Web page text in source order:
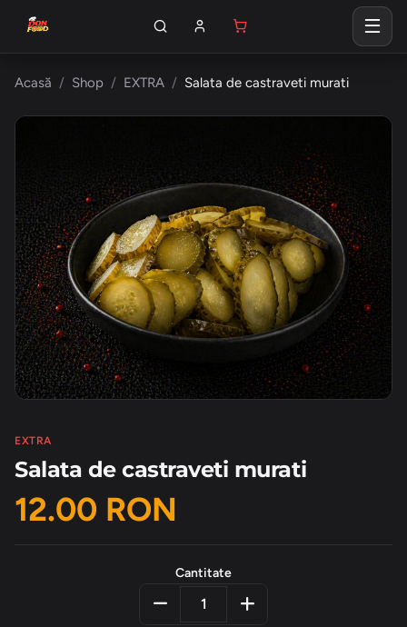
Acasă Shop EXTRA Salata de castraveti murati
EXTRA
Salata de castraveti murati
12.00 RON
Cantitate